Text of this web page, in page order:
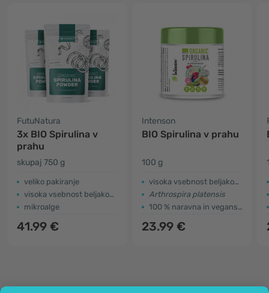
FutuNatura
3x BIO Spirulina v
prahu
skupaj 750 g
veliko pakiranje
visoka vsebnost beljakovin
mikroalge
41.99 €
Intenson
BIO Spirulina v prahu
100 g
visoka vsebnost beljakovin
Arthrospira platensis
100 % naravna in veganska
23.99 €